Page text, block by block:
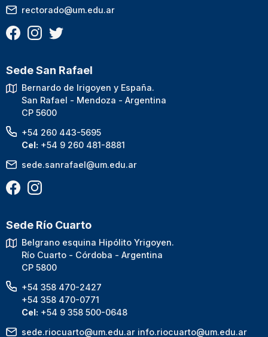
rectorado@um.edu.ar
Sede San Rafael
Bernardo de Irigoyen y España.
San Rafael - Mendoza - Argentina
CP 5600
+54 260 443-5695
Cel: +54 9 260 481-8881
sede.sanrafael@um.edu.ar
Sede Río Cuarto
Belgrano esquina Hipólito Yrigoyen.
Río Cuarto - Córdoba - Argentina
CP 5800
+54 358 470-2427
+54 358 470-0771
Cel: +54 9 358 500-0648
sede.riocuarto@um.edu.ar info.riocuarto@um.edu.ar